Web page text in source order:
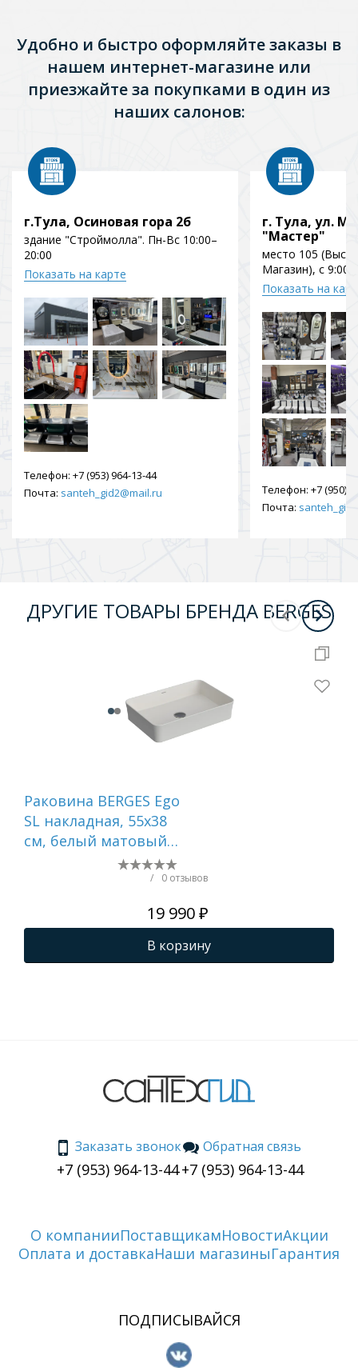
Удобно и быстро оформляйте заказы в
нашем интернет-магазине или
приезжайте за покупками в один из
наших салонов:
г.Тула, Осиновая гора 2б
здание "Строймолла". Пн-Вс 10:00–
20:00
Показать на карте
Телефон: +7 (953) 964-13-44
Почта: santeh_gid2@mail.ru
г. Тула, ул.
"Мастер"
место 105
Магазин), с 9:00
Показать на
Телефон: +7 (950)
Почта:
ДРУГИЕ ТОВАРЫ БРЕНДА BERGES
Раковина BERGES Ego
SL накладная, 55x38
см, белый матовый,
без отверстия под
/ 0 отзывов
19 990 ₽
В корзину
Заказать звонок
+7 (953) 964-13-44
Обратная связь
+7 (953) 964-13-44
О компанииПоставщикамНовостиАкции
Оплата и доставкаНаши магазиныГарантия
ПОДПИСЫВАЙСЯ